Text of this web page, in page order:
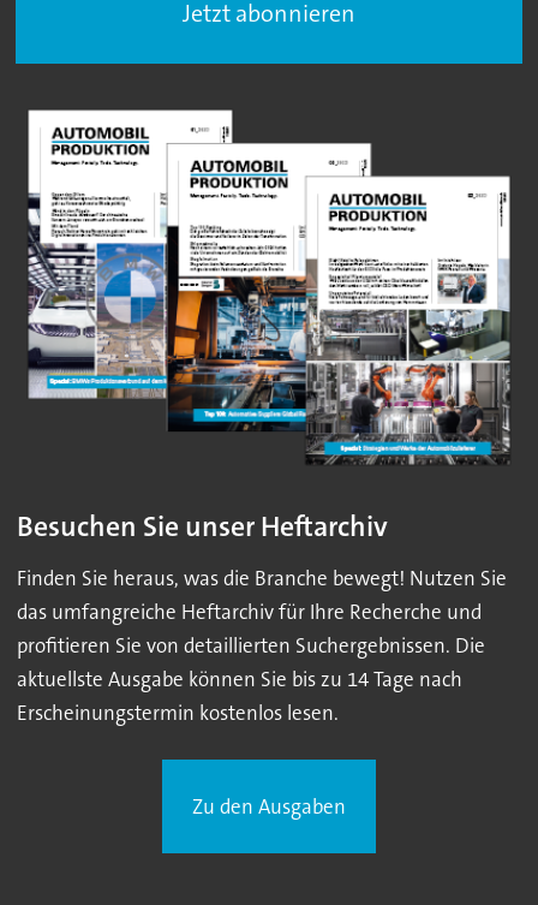
Jetzt abonnieren
Besuchen Sie unser Heftarchiv
Finden Sie heraus, was die Branche bewegt! Nutzen Sie
das umfangreiche Heftarchiv für Ihre Recherche und
profitieren Sie von detaillierten Suchergebnissen. Die
aktuellste Ausgabe können Sie bis zu 14 Tage nach
Erscheinungstermin kostenlos lesen.
Zu den Ausgaben